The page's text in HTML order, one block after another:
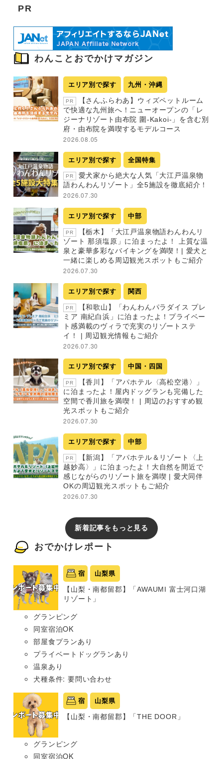
PR
わんことおでかけマガジン
エリア別で探す 九州・沖縄
PR
【さんふらわあ】ウィズペットルーム
で快適な九州旅へ！ニューオープンの「レ
ジーナリゾート由布院 圍-Kakoi-」を含む別
府・由布院を満喫するモデルコース
2026.08.05
エリア別で探す 全国特集
PR
愛犬家から絶大な人気「大江戸温泉物
語わんわんリゾート」全5施設を徹底紹介！
2026.07.30
エリア別で探す 中部
PR
【栃木】「大江戸温泉物語わんわんリ
ゾート 那須塩原」に泊まったよ！ 上質な温
泉と豪華多彩なバイキングを満喫！| 愛犬と
一緒に楽しめる周辺観光スポットもご紹介
2026.07.30
エリア別で探す 関西
PR
【和歌山】「わんわんパラダイス プレ
ミア 南紀白浜」に泊まったよ！プライベー
ト感満載のヴィラで充実のリゾートステ
イ！ | 周辺観光情報もご紹介
2026.07.30
エリア別で探す 中国・四国
PR
【香川】「アパホテル〈高松空港〉」
に泊まったよ！屋内ドッグランも完備した
空間で香川旅を満喫！ | 周辺のおすすめ観
光スポットもご紹介
2026.07.30
エリア別で探す 中部
PR
【新潟】「アパホテル＆リゾート〈上
越妙高〉」に泊まったよ！大自然を間近で
感じながらのリゾート旅を満喫 | 愛犬同伴
OKの周辺観光スポットもご紹介
2026.07.30
新着記事をもっと見る
おでかけレポート
宿 山梨県
【山梨・南都留郡】「AWAUMI 富士河口湖
リゾート」
グランピング
同室宿泊OK
部屋食プランあり
プライベートドッグランあり
温泉あり
犬種条件: 要問い合わせ
宿 山梨県
【山梨・南都留郡】「THE DOOR」
グランピング
同室宿泊OK